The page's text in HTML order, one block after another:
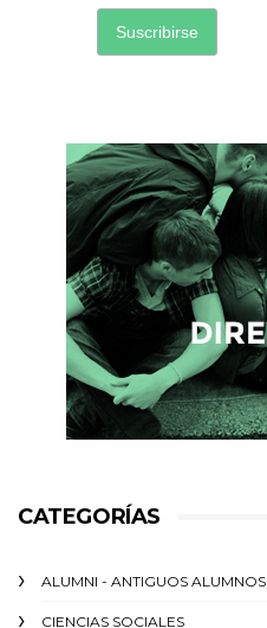
CATEGORÍAS
ALUMNI - ANTIGUOS ALUMNOS
CIENCIAS SOCIALES